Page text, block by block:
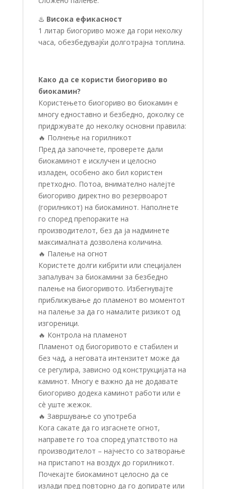
♨️ Висока ефикасност
1 литар биогориво може да гори неколку
часа, обезбедувајќи долготрајна топлина.
Како да се користи биогориво во
биокамин?
Користењето биогориво во биокамин е
многу едноставно и безбедно, доколку се
придржувате до неколку основни правила:
🔥 Полнење на горилникот
Пред да започнете, проверете дали
биокаминот е исклучен и целосно
изладен, особено ако бил користен
претходно. Потоа, внимателно налејте
биогориво директно во резервоарот
(горилникот) на биокаминот. Наполнете
го според препораките на
производителот, без да ја надминете
максималната дозволена количина.
🔥 Палење на огнот
Користете долги кибрити или специјален
запалувач за биокамини за безбедно
палење на биогоривото. Избегнувајте
приближување до пламенот во моментот
на палење за да го намалите ризикот од
изгореници.
🔥 Контрола на пламенот
Пламенот од биогоривото е стабилен и
без чад, а неговата интензитет може да
се регулира, зависно од конструкцијата на
каминот. Многу е важно да не додавате
биогориво додека каминот работи или е
сè уште жежок.
🔥 Завршување со употреба
Кога сакате да го изгаснете огнот,
направете го тоа според упатството на
производителот – најчесто со затворање
на пристапот на воздух до горилникот.
Почекајте биокаминот целосно да се
излади пред повторно да го допирате или